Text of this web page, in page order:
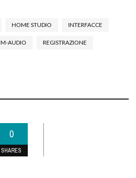
HOME STUDIO INTERFACCE
M-AUDIO REGISTRAZIONE
0
SHARES